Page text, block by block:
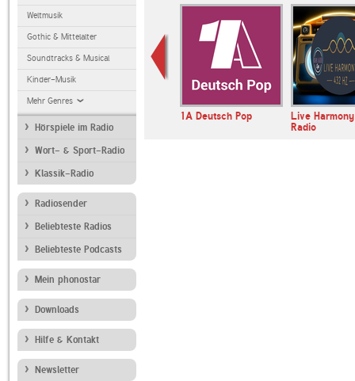
Weltmusik
Gothic & Mittelalter
Soundtracks & Musical
Kinder-Musik
Mehr Genres
Hörspiele im Radio
Wort- & Sport-Radio
Klassik-Radio
Radiosender
Beliebteste Radios
Beliebteste Podcasts
Mein phonostar
Downloads
Hilfe & Kontakt
Newsletter
HIT RADIO FFH 1A Deutsch Pop
Live
Radio